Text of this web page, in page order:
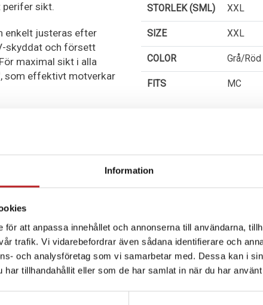
Information
för att anpassa innehållet och annonserna till användarna,
trafik. Vi vidarebefordrar även sådana identifierare och
och analysföretag som vi samarbetar med. Dessa kan i
har tillhandahållit eller som de har samlat in när du har
perifer sikt.
enkelt justeras efter
skyddat och försett
maximal sikt i alla
, som effektivt motverkar
EPS, vilket ger ett
körning.
hypoallergent och
Hjälmen är även
2XS–S, M–L SAMT
STORLEK (SML) XXL
SIZE XXL
COLOR Grå/Röd
FITS MC